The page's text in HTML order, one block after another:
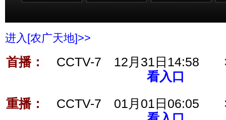
进入[农广天地]>>
首播： CCTV-7 12月31日14:58
看入口
重播：
CCTV-7 01月01日06:05